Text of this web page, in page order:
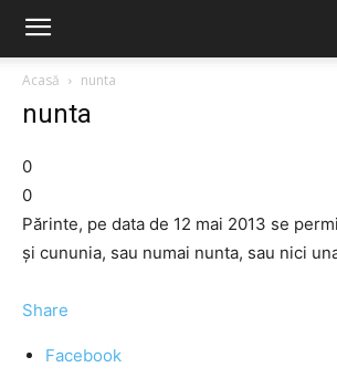
Acasă
nunta
nunta
0
0
Părinte, pe data de 12 mai 2013 se
și cununia, sau numai nunta, sau nici
Share
Facebook